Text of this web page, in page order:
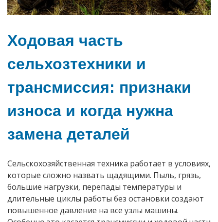
Ходовая часть
сельхозтехники и
трансмиссия: признаки
износа и когда нужна
замена деталей
Сельскохозяйственная техника работает в условиях,
которые сложно назвать щадящими. Пыль, грязь,
большие нагрузки, перепады температуры и
длительные циклы работы без остановки создают
повышенное давление на все узлы машины.